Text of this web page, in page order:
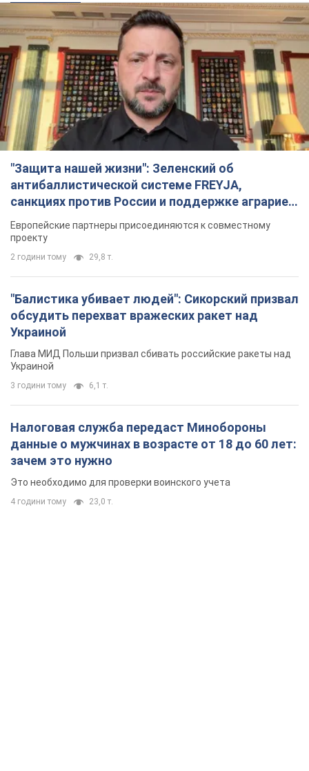
"Защита нашей жизни": Зеленский об
антибаллистической системе FREYJA,
санкциях против России и поддержке аграриев.
Видео
Европейские партнеры присоединяются к совместному
проекту
2 години тому 29,8 т.
"Балистика убивает людей": Сикорский призвал
обсудить перехват вражеских ракет над
Украиной
Глава МИД Польши призвал сбивать российские ракеты над
Украиной
3 години тому 6,1 т.
Налоговая служба передаст Минобороны
данные о мужчинах в возрасте от 18 до 60 лет:
зачем это нужно
Это необходимо для проверки воинского учета
4 години тому 23,0 т.